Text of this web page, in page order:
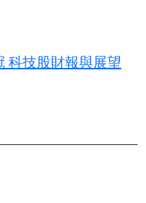
科技股財報與展望